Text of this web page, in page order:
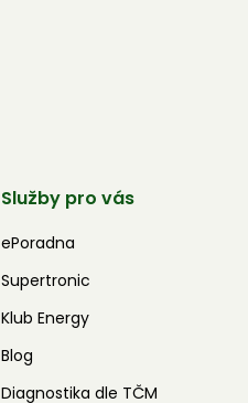
Služby pro vás
ePoradna
Supertronic
Klub Energy
Blog
Diagnostika dle TČM